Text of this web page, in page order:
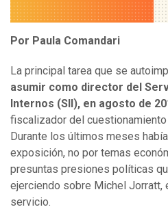
Por Paula Comandari
La principal tarea que se
asumir como director del
Internos (SII), en agosto de
fiscalizador del
Durante los últimos meses
exposición, no por temas
presuntas presiones políticas
ejerciendo sobre Michel Jorratt,
servicio.